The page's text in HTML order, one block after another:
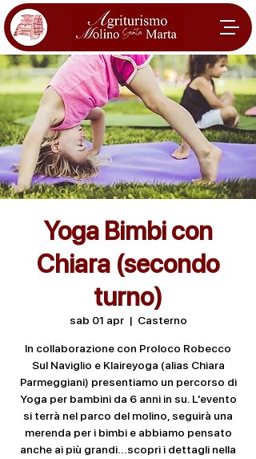
Yoga Bimbi con
Chiara (secondo
turno)
sab 01 apr
  |
Casterno
In collaborazione con Proloco Robecco
Sul Naviglio e Klaireyoga (alias Chiara
Parmeggiani) presentiamo un percorso di
Yoga per bambini da 6 anni in su. L'evento
si terrà nel parco del molino, seguirà una
merenda per i bimbi e abbiamo pensato
anche ai più grandi...scopri i dettagli nella